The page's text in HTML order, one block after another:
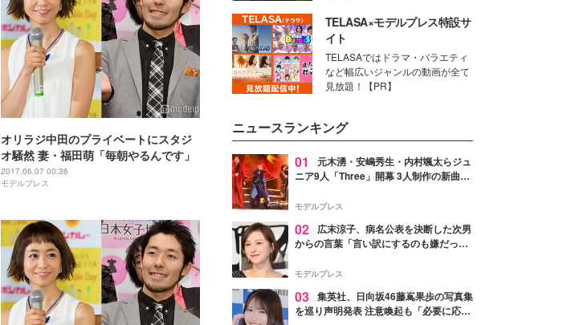
オリラジ中田のプライベートにスタジ
オ騒然 妻・福田萌「毎朝やるんです」
2017.06.07 00:36
モデルプレス
TELASA×モデルプレス特設サ
イト
TELASAではドラマ・バラエティ
など幅広いジャンルの動画が全て
見放題！【PR】
ニュースランキング
01
元木湧・安嶋秀生・内村颯太らジュ
ニア9人「Three」開幕 3人制作の新曲＆
進んで夢を掴みたい」【ゲネプロレポ】
モデルプレス
02
広末涼子、病名公表を決断した次男
からの言葉「言い訳にするのも嫌だっ
モデルプレス
03 集英社、日向坂46藤嶌果歩の写真集
を巡り声明発表 注意喚起も「必要に応じ